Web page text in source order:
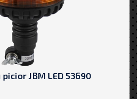
JBM LED 53690